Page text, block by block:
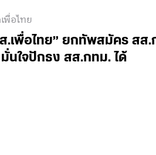
พื่อไทย
.เพื่อไทย” ยกทัพสมัคร สส.
นใจปักธง สส.กทม. ได้